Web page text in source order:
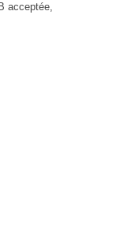
acceptée,